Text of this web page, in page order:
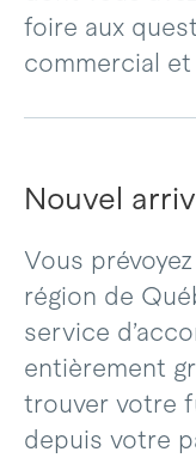
foire aux
commercial
Nouvel
Vous
région de
service
entièrement
trouver votre
depuis votre